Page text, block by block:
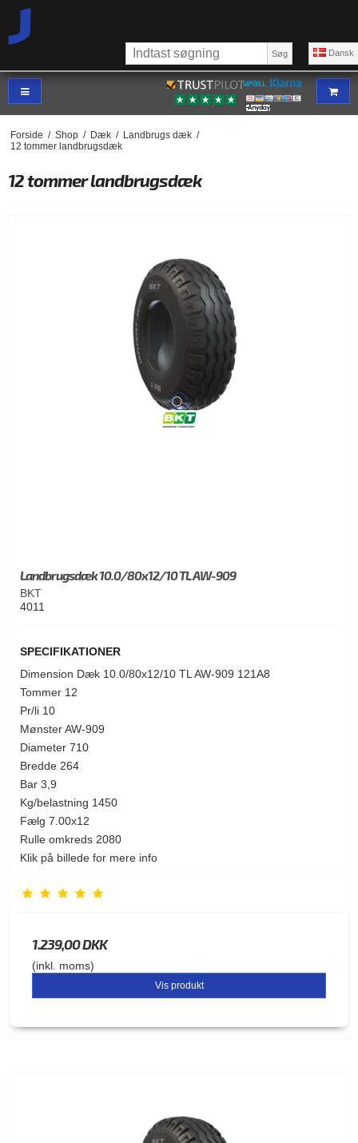
Dansk
Søg
Forside / Shop / Dæk / Landbrugs dæk /
12 tommer landbrugsdæk
12 tommer landbrugsdæk
Landbrugsdæk 10.0/80x12/10 TL AW-909
BKT
4011
SPECIFIKATIONER
Dimension Dæk 10.0/80x12/10 TL AW-909 121A8
Tommer 12
Pr/li 10
Mønster AW-909
Diameter 710
Bredde 264
Bar 3,9
Kg/belastning 1450
Fælg 7.00x12
Rulle omkreds 2080
Klik på billede for mere info
1.239,00 DKK
(inkl. moms)
Vis produkt